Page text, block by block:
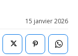
15 janvier 2026